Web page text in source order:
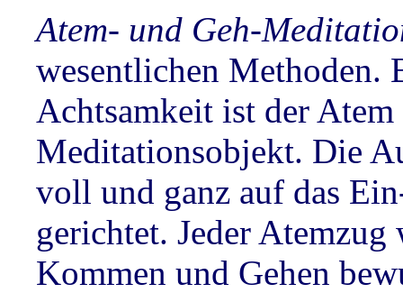
Atem- und Geh-
wesentlichen Methoden.
Achtsamkeit ist der Atem
Meditationsobjekt. Die
voll und ganz auf das
gerichtet. Jeder
Kommen und Gehen